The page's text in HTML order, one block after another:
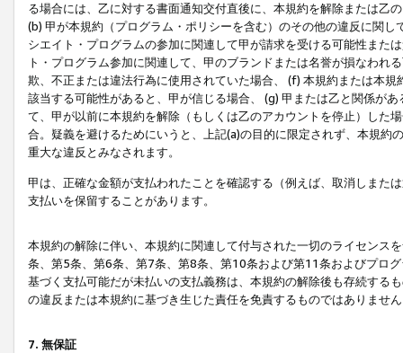
る場合には、乙に対する書面通知交付直後に、本規約を解除または乙
(b) 甲が本規約（プログラム・ポリシーを含む）のその他の違反に関
シエイト・プログラムの参加に関連して甲が請求を受ける可能性また
ト・プログラム参加に関連して、甲のブランドまたは名誉が損なわれ
欺、不正または違法行為に使用されていた場合、 (f) 本規約または本
該当する可能性があると、甲が信じる場合、 (g) 甲または乙と関係が
て、甲が以前に本規約を解除（もしくは乙のアカウントを停止）した
合。疑義を避けるためにいうと、上記(a)の目的に限定されず、本規
重大な違反とみなされます。
甲は、正確な金額が支払われたことを確認する（例えば、取消しまた
支払いを保留することがあります。
本規約の解除に伴い、本規約に関連して付与された一切のライセンス
条、第5条、第6条、第7条、第8条、第10条および第11条およびプロ
基づく支払可能だが未払いの支払義務は、本規約の解除後も存続する
の違反または本規約に基づき生じた責任を免責するものではありませ
7. 無保証